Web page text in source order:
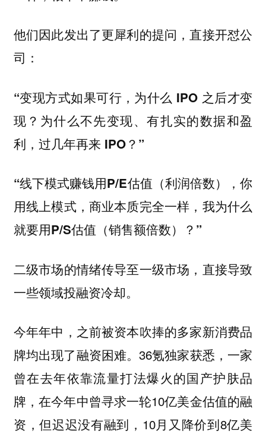
他们因此发出了更犀利的提问，直接开怼公
司：
“变现方式如果可行，为什么 IPO 之后才变
现？为什么不先变现、有扎实的数据和盈
利，过几年再来 IPO？”
“线下模式赚钱用P/E估值（利润倍数），你
用线上模式，商业本质完全一样，我为什么
就要用P/S估值（销售额倍数）？”
二级市场的情绪传导至一级市场，直接导致
一些领域投融资冷却。
今年年中，之前被资本吹捧的多家新消费品
牌均出现了融资困难。36氪独家获悉，一家
曾在去年依靠流量打法爆火的国产护肤品
牌，在今年中曾寻求一轮10亿美金估值的融
资，但迟迟没有融到，10月又降价到8亿美